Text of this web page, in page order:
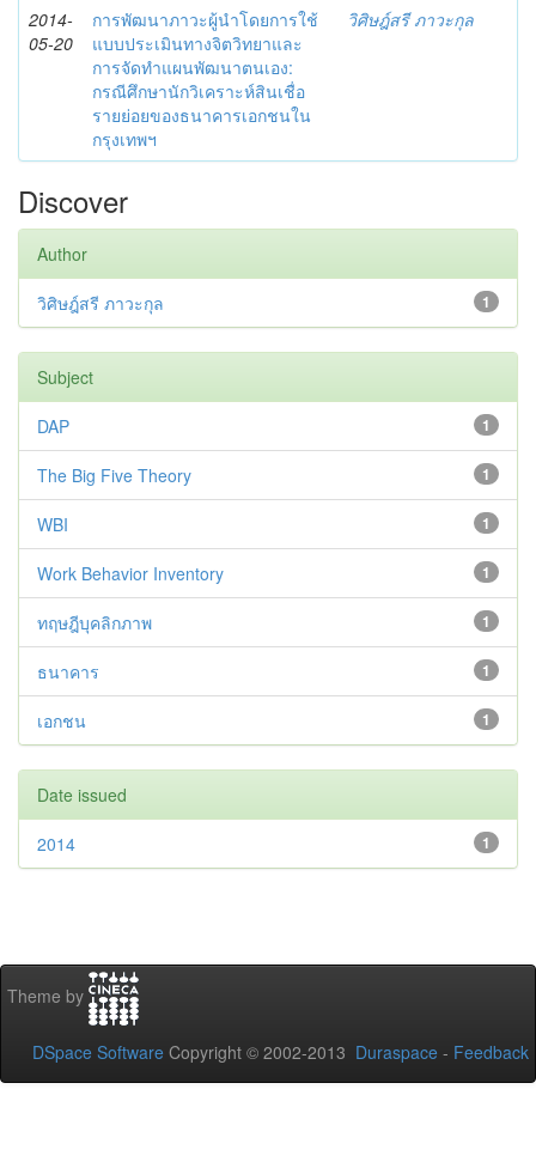
2014-
05-20
การพัฒนาภาวะผู้นำโดยการใช้
แบบประเมินทางจิตวิทยาและ
การจัดทำแผนพัฒนาตนเอง:
กรณีศึกษานักวิเคราะห์สินเชื่อ
รายย่อยของธนาคารเอกชนใน
กรุงเทพฯ
วิศิษฎ์สรี ภาวะกุล
Discover
Author
1
วิศิษฎ์สรี ภาวะกุล
Subject
1
DAP
1
The Big Five Theory
1
WBI
1
Work Behavior Inventory
1
ทฤษฎีบุคลิกภาพ
1
ธนาคาร
1
เอกชน
Date issued
1
2014
Theme by
DSpace Software Copyright © 2002-2013 Duraspace - Feedback